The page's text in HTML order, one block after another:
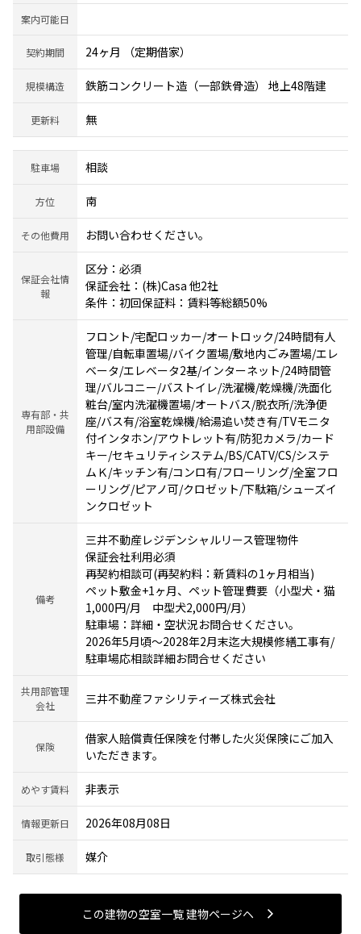
案内可能日
契約期間 24ヶ月 （定期借家）
規模構造 鉄筋コンクリート造（一部鉄骨造） 地上48階建
更新料 無
駐車場 相談
方位 南
その他費用 お問い合わせください。
保証会社情
報
区分：必須
保証会社：(株)Casa 他2社
条件：初回保証料：賃料等総額50%
専有部・共
用部設備
フロント/宅配ロッカー/オートロック/24時間有人
管理/自転車置場/バイク置場/敷地内ごみ置場/エレ
ベータ/エレベータ2基/インターネット/24時間管
理/バルコニー/バストイレ/洗濯機/乾燥機/洗面化
粧台/室内洗濯機置場/オートバス/脱衣所/洗浄便
座/バス有/浴室乾燥機/給湯追い焚き有/TVモニタ
付インタホン/アウトレット有/防犯カメラ/カード
キー/セキュリティシステム/BS/CATV/CS/システ
ムＫ/キッチン有/コンロ有/フローリング/全室フロ
ーリング/ピアノ可/クロゼット/下駄箱/シューズイ
ンクロゼット
備考
三井不動産レジデンシャルリース管理物件
保証会社利用必須
再契約相談可(再契約料：新賃料の1ヶ月相当)
ペット敷金+1ヶ月、ペット管理費要（小型犬・猫
1,000円/月 中型犬2,000円/月）
駐車場：詳細・空状況お問合せください。
2026年5月頃～2028年2月末迄大規模修繕工事有/
駐車場応相談詳細お問合せください
共用部管理
会社
三井不動産ファシリティーズ株式会社
保険
借家人賠償責任保険を付帯した火災保険にご加入
いただきます。
めやす賃料 非表示
情報更新日 2026年08月08日
取引態様 媒介
この建物の空室一覧 建物ページヘ